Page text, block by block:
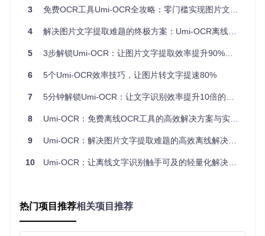
开源免费，持续优化
续贡献确保软件功能不断更新和优化，修复问题响应迅速。
场景化操作指南：从安装到基础使用
软件安装与环境配置
下载完成后，解压7z格式的软件包。建议选择纯英文目录进行
运行库检查：确保系统已安装Visual C++运行库，否则可能
3 免费OCR工具Umi-OCR全攻略：零门槛实现图片文字高效提取
4 解决图片文字提取难题的终极方案：Umi-OCR离线识别工具全攻略
5 3步解锁Umi-OCR：让图片文字提取效率提升90%的离线解决方案
6 5个Umi-OCR效率技巧，让图片转文字提速80%
7 5分钟解锁Umi-OCR：让文字识别效率提升10倍的离线神器
8 Umi-OCR：免费离线OCR工具的高效解决方案与实战指南
9 Umi-OCR：解决图片文字提取难题的高效离线解决方案
10 Umi-OCR：让离线文字识别触手可及的轻量化解决方案
热门项目推荐相关项目推荐